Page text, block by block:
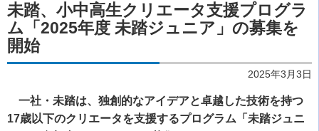
未踏、小中高生クリエータ支援プログラ
ム「2025年度 未踏ジュニア」の募集を
開始
2025年3月3日
一社・未踏は、独創的なアイデアと卓越した技術を持つ
17歳以下のクリエータを支援するプログラム「未踏ジュニ